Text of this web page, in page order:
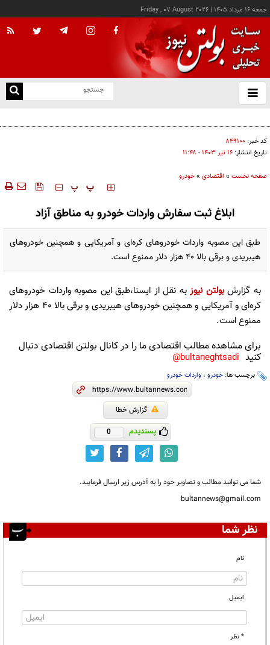
جمعه ۱۶ مرداد ۱۴۰۵ |
Friday , 07 August 2026
باز
و
کد خبر: ۸۴۹۱۰۰
تاریخ انتشار: ۱۶ تير ۱۴۰۳ - ۱۱:۴۸
صفحه نخست » اقتصادی »خودرو
‍‍‍ پ پ
ابلاغ ثبت سفارش واردات خودرو به مناطق آزاد
طبق این مصوبه واردات خودروهای کره‌ای و آمریکایی و همچنین خودروهای
هیبریدی و برقی بالا ۴۰ هزار دلار ممنوع است.
به گزارشبولتن نیوزبه نقل از ایسنا،طبق این مصوبه واردات خودروهای
کره‌ای و آمریکایی و همچنین خودروهای هیبریدی و برقی بالا ۴۰ هزار دلار
ممنوع است.
برای مشاهده مطالب اقتصادی ما را در کانال بولتن اقتصادی دنبال
کنید bultaneghtsadi@
برچسب ها: خودرو ، واردات خودرو
گزارش خطا
پسندیدم 0
شما می توانید مطالب و تصاویر خود را به آدرس زیر ارسال فرمایید.
bultannews@gmail.com
نظر شما
نام
ایمیل
* نظر